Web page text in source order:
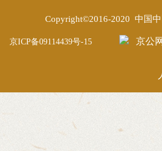
Copyright©2016-2020 中国
京ICP备09114439号-15 京公